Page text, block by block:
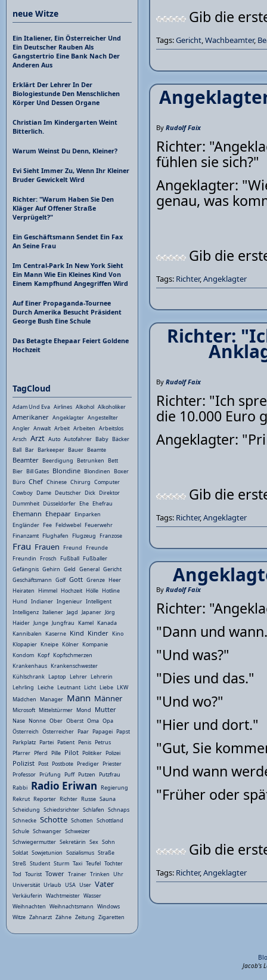
Gib die
Tags:Gericht,Wachbeamter,
By Rudolf Faix
Richter:
fühlen sie sich?"
Angeklagter:
genau, was
Gib die
Tags: Richter,Angeklagter
Richter:
By Rudolf Faix
Richter: "Ich
die 10.000 Euro
Angeklagter:
Gib die
Tags: Richter,Angeklagter
By Rudolf Faix
Richter:
"Dann und
"Und was?"
"Dies und das."
"Und wo?"
"Hier und dort."
"Gut, Sie
"Und wann
"Früher oder
Gib die
Tags: Richter,Angeklagter
neue Witze
Ein Italiener, Ein Österreicher Und
Ein Deutscher Rauben Als
Gangstertrio Eine Bank Nach Der
Anderen Aus
Erklärt Der Lehrer In Der
Biologiestunde Den Menschlichen
Körper Und Dessen Organe
Christian Im Kindergarten Weint
Bitterlich.
Warum Weinst Du Denn, Kleiner?
Evi Sieht Immer Zu, Wenn Ihr Kleiner
Bruder Gewickelt Wird
Richter: "Warum Haben Sie Den
Kläger Auf Offener Straße
Verprügelt?"
Ein Geschäftsmann Sendet Ein Fax
An Seine Frau
Im Central-Park In New York Sieht
Ein Mann Wie Ein Kleines Kind Von
Einem Kampfhund Angegriffen Wird
Auf Einer Propaganda-Tournee
Durch Amerika Besucht Präsident
George Bush Eine Schule
Das Betagte Ehepaar Feiert Goldene
Hochzeit
TagCloud
Adam Und Eva Airlines Alkohol Alkoholiker
Amerikaner Angeklagter Angestellter
Angler Anwalt Arbeit Arbeiten Arbeitslos
Arsch Arzt Auto Autofahrer Baby Bäcker
Ball Bar Barkeeper Bauer Beamte
Beamter Beerdigung Betrunken Bett
Bier Bill Gates Blondine Blondinen Boxer
Büro Chef Chinese Chirurg Computer
Cowboy Dame Deutscher Dick Direktor
Dummheit Düsseldorfer Ehe Ehefrau
Ehemann Ehepaar Einparken
Engländer Fee Feldwebel Feuerwehr
Finanzamt Flughafen Flugzeug Franzose
Frau Frauen Freund Freunde
Freundin Frosch Fußball Fußballer
Gefängnis Gehirn Geld General Gericht
Geschäftsmann Golf Gott Grenze Heer
Heiraten Himmel Hochzeit Hölle Hotline
Hund Indianer Ingenieur Intelligent
Intelligenz Italiener Jagd Japaner Jörg
Haider Junge Jungfrau Kamel Kanada
Kannibalen Kaserne Kind Kinder Kino
Klopapier Kneipe Kölner Kompanie
Kondom Kopf Kopfschmerzen
Krankenhaus Krankenschwester
Kühlschrank Laptop Lehrer Lehrerin
Lehrling Leiche Leutnant Licht Liebe LKW
Mädchen Manager Mann Männer
Microsoft Mittelstürmer Mond Mutter
Nase Nonne Ober Oberst Oma Opa
Österreich Österreicher Paar Papagei Papst
Parkplatz Partei Patient Penis Petrus
Pfarrer Pferd Pille Pilot Politiker Polizei
Polizist Post Postbote Prediger Priester
Professor Prüfung Puff Putzen Putzfrau
Rabbi Radio Eriwan Regierung
Rekrut Reporter Richter Russe Sauna
Scheidung Schiedsrichter Schlafen Schnaps
Schnecke Schotte Schotten Schottland
Schule Schwanger Schweizer
Schwiegermutter Sekretärin Sex Sohn
Soldat Sowjetunion Sozialismus Straße
Streß Student Sturm Taxi Teufel Tochter
Tod Tourist Tower Trainer Trinken Uhr
Universität Urlaub USA User Vater
Verkäuferin Wachtmeister Wasser
Weihnachten Weihnachtsmann Windows
Witze Zahnarzt Zähne Zeitung Zigaretten
Jacob's